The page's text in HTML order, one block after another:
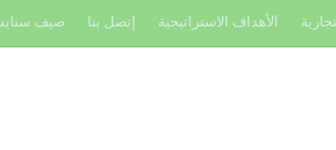
الأهداف الاستراتيجية إتصل بنا صيف